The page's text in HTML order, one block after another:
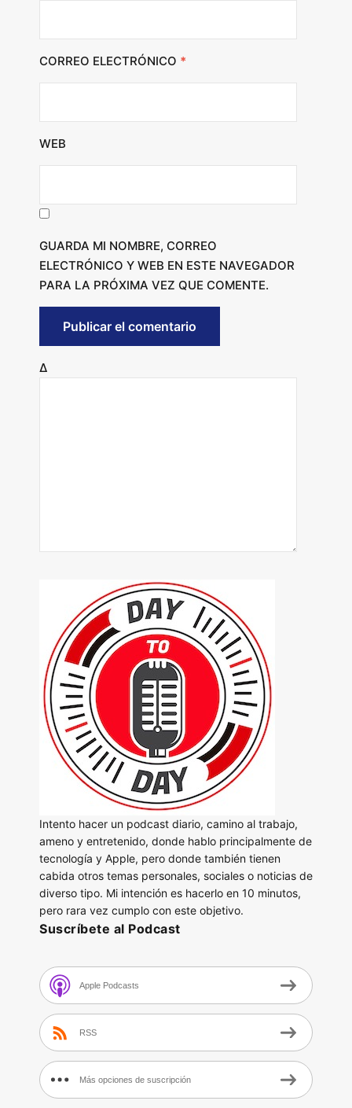
CORREO ELECTRÓNICO *
WEB
GUARDA MI NOMBRE, CORREO
ELECTRÓNICO Y WEB EN ESTE NAVEGADOR
PARA LA PRÓXIMA VEZ QUE COMENTE.
Δ
Intento hacer un podcast diario, camino al trabajo,
ameno y entretenido, donde hablo principalmente de
tecnología y Apple, pero donde también tienen
cabida otros temas personales, sociales o noticias de
diverso tipo. Mi intención es hacerlo en 10 minutos,
pero rara vez cumplo con este objetivo.
Suscríbete al Podcast
Apple Podcasts
RSS
Más opciones de suscripción